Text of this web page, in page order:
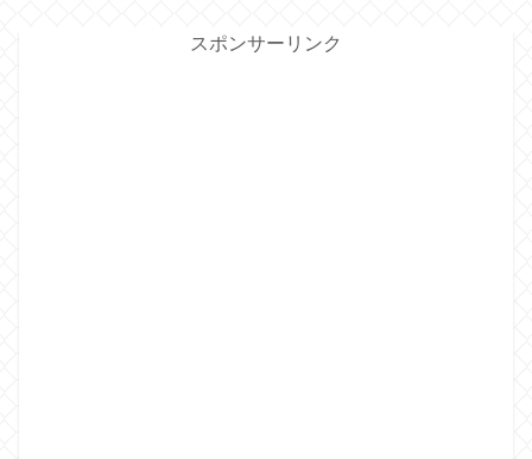
スポンサーリンク